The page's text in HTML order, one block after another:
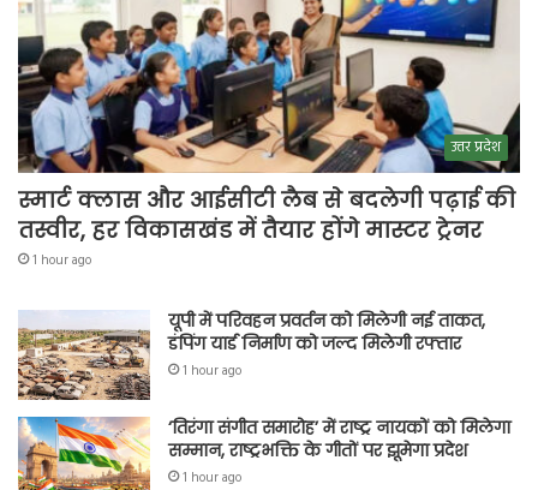
उत्तर प्रदेश
स्मार्ट क्लास और आईसीटी लैब से बदलेगी पढ़ाई की
तस्वीर, हर विकासखंड में तैयार होंगे मास्टर ट्रेनर
1 hour ago
यूपी में परिवहन प्रवर्तन को मिलेगी नई ताकत,
डंपिंग यार्ड निर्माण को जल्द मिलेगी रफ्तार
1 hour ago
‘तिरंगा संगीत समारोह’ में राष्ट्र नायकों को मिलेगा
सम्मान, राष्ट्रभक्ति के गीतों पर झूमेगा प्रदेश
1 hour ago